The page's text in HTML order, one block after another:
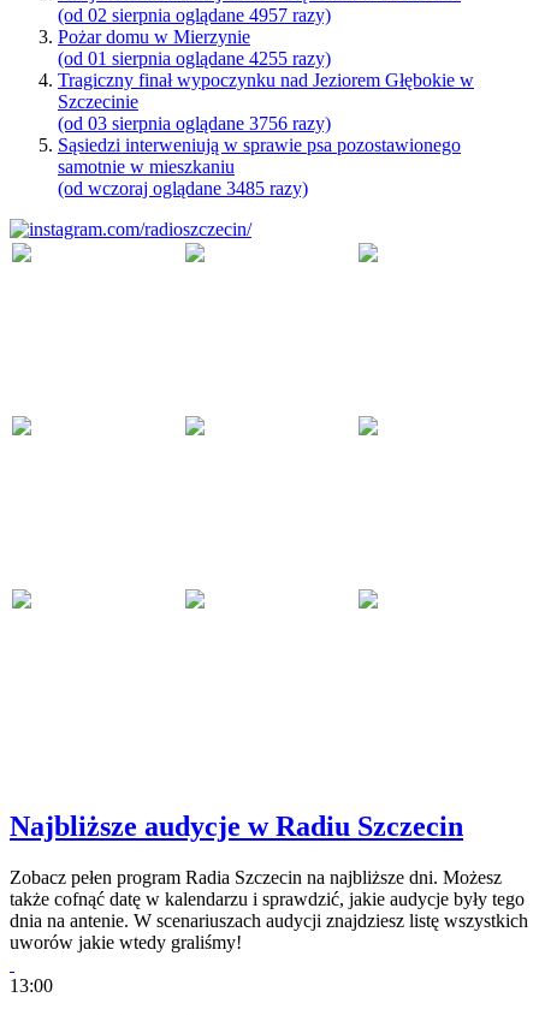
(od 02 sierpnia oglądane 4957 razy)
Pożar domu w Mierzynie
(od 01 sierpnia oglądane 4255 razy)
Tragiczny finał wypoczynku nad Jeziorem Głębokie w
Szczecinie
(od 03 sierpnia oglądane 3756 razy)
Sąsiedzi interweniują w sprawie psa pozostawionego
samotnie w mieszkaniu
(od wczoraj oglądane 3485 razy)
Najbliższe audycje w Radiu Szczecin
Zobacz pełen program Radia Szczecin na najbliższe dni. Możesz
także cofnąć datę w kalendarzu i sprawdzić, jakie audycje były tego
dnia na antenie. W scenariuszach audycji znajdziesz listę wszystkich
uworów jakie wtedy graliśmy!
13:00